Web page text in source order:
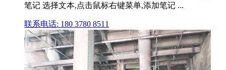
笔记 选择文本,点击鼠标右键菜单,添加笔记 ...
联系电话: 180 3780 8511